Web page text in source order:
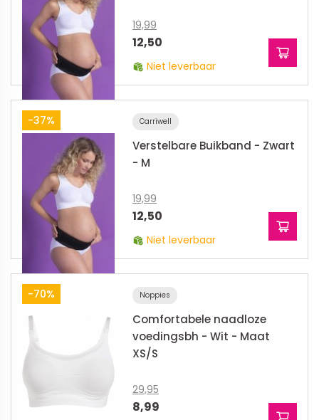
19,99
12,50
Niet leverbaar
-37% Carriwell
Verstelbare Buikband - Zwart
- M
19,99
12,50
Niet leverbaar
-70% Noppies
Comfortabele naadloze
voedingsbh - Wit - Maat
XS/S
29,95
8,99